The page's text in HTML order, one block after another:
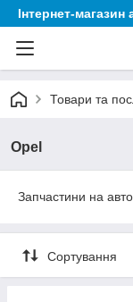
Інтернет-
Товари та
Opel
Запчастини на
Сортування